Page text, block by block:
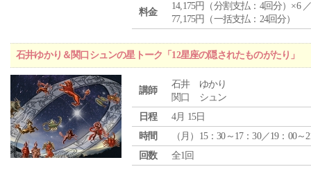
料金
14,175円（分割支払：4回分）×6
77,175円（一括支払：24回分）
石井ゆかり＆関口シュンの星トーク「12星座の隠されたものがたり」
講師
石井 ゆかり
関口 シュン
日程
4月 15日
時間
（月）15：30～17：30／19：00～
回数
全1回